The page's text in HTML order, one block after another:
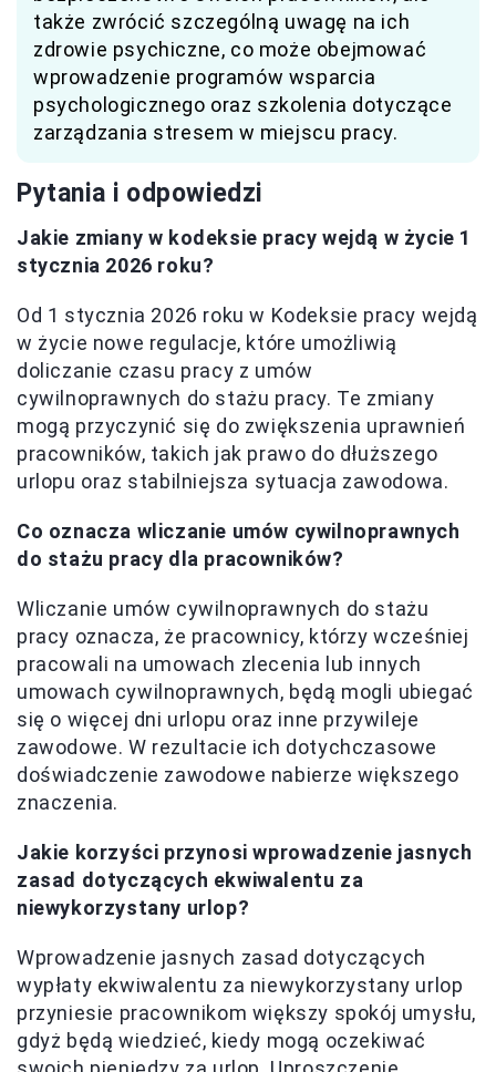
także zwrócić szczególną uwagę na ich
zdrowie psychiczne, co może obejmować
wprowadzenie programów wsparcia
psychologicznego oraz szkolenia dotyczące
zarządzania stresem w miejscu pracy.
Pytania i odpowiedzi
Jakie zmiany w kodeksie pracy wejdą w życie 1
stycznia 2026 roku?
Od 1 stycznia 2026 roku w Kodeksie pracy wejdą
w życie nowe regulacje, które umożliwią
doliczanie czasu pracy z umów
cywilnoprawnych do stażu pracy. Te zmiany
mogą przyczynić się do zwiększenia uprawnień
pracowników, takich jak prawo do dłuższego
urlopu oraz stabilniejsza sytuacja zawodowa.
Co oznacza wliczanie umów cywilnoprawnych
do stażu pracy dla pracowników?
Wliczanie umów cywilnoprawnych do stażu
pracy oznacza, że pracownicy, którzy wcześniej
pracowali na umowach zlecenia lub innych
umowach cywilnoprawnych, będą mogli ubiegać
się o więcej dni urlopu oraz inne przywileje
zawodowe. W rezultacie ich dotychczasowe
doświadczenie zawodowe nabierze większego
znaczenia.
Jakie korzyści przynosi wprowadzenie jasnych
zasad dotyczących ekwiwalentu za
niewykorzystany urlop?
Wprowadzenie jasnych zasad dotyczących
wypłaty ekwiwalentu za niewykorzystany urlop
przyniesie pracownikom większy spokój umysłu,
gdyż będą wiedzieć, kiedy mogą oczekiwać